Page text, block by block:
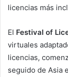
licencias más
El Festival of
virtuales
licencias,
seguido de Asia